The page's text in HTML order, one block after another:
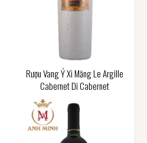
Rượu Vang Ý Xi Măng Le Argille
Cabernet Di Cabernet